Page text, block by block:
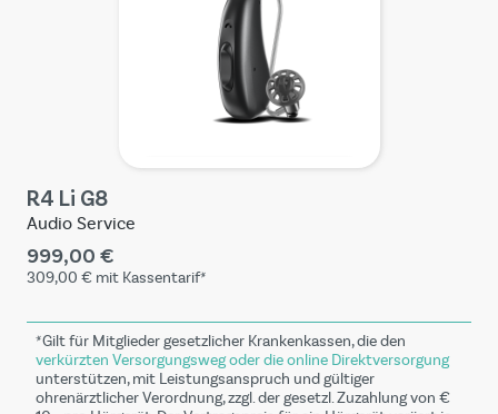
R4 Li G8
Audio Service
999,00 €
309,00 € mit Kassentarif*
*Gilt für Mitglieder gesetzlicher Krankenkassen, die den
verkürzten Versorgungsweg oder die online Direktversorgung
unterstützen, mit Leistungsanspruch und gültiger
ohrenärztlicher Verordnung, zzgl. der gesetzl. Zuzahlung von €